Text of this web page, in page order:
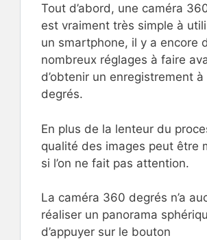
Tout d’abord, une caméra
est vraiment très simple à
un smartphone, il y a encore
nombreux réglages à faire
d’obtenir un enregistrement
degrés.
En plus de la lenteur du
qualité des images peut être
si l’on ne fait pas attention.
La caméra 360 degrés n’a
réaliser un panorama
d’appuyer sur le bouton